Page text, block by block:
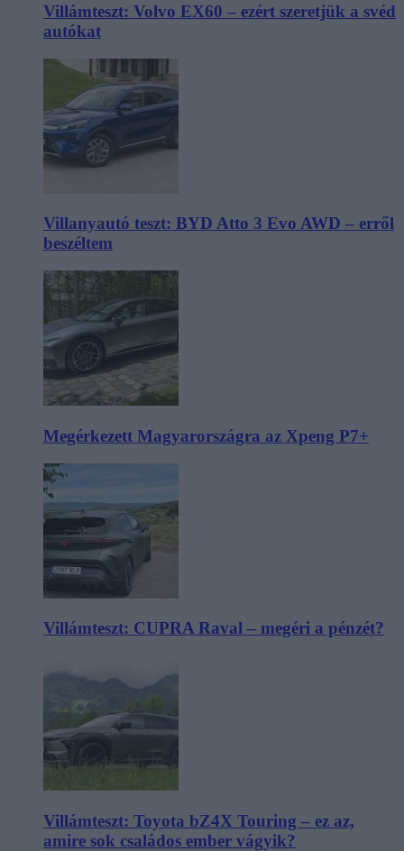
Villámteszt: Volvo EX60 – ezért szeretjük a svéd
autókat
Villanyautó teszt: BYD Atto 3 Evo AWD – erről
beszéltem
Megérkezett Magyarországra az Xpeng P7+
Villámteszt: CUPRA Raval – megéri a pénzét?
Villámteszt: Toyota bZ4X Touring – ez az,
amire sok családos ember vágyik?